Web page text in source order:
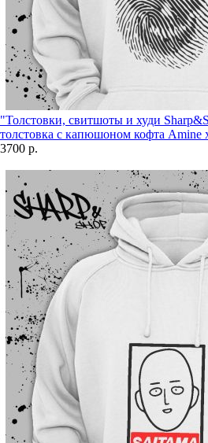
"Толстовки, свитшоты и худи
толстовка с капюшоном кофта Amine
3700 р.